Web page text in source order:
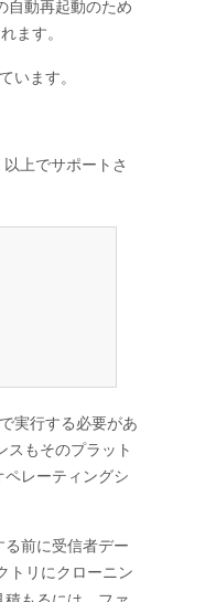
自動再起動のため
ます。
います。
上でサポートさ
実行する必要があ
もそのプラット
レーティングシ
前に受信者デー
トリにクローニン